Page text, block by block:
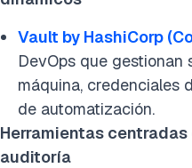
Vault by HashiCorp
DevOps que gestionan
máquina, credenciales
de automatización.
Herramientas
auditoría